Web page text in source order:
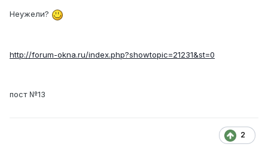
Неужели?
http://forum-okna.ru/index.php?showtopic=21231&st=0
пост №13
2